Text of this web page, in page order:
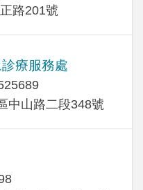
路201號
療服務處
中山路二段348號